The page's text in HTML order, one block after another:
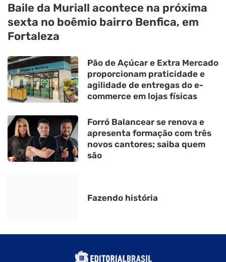
Baile da Muriall acontece na próxima
sexta no boêmio bairro Benfica, em
Fortaleza
Pão de Açúcar e Extra Mercado
proporcionam praticidade e
agilidade de entregas do e-
commerce em lojas físicas
Forró Balancear se renova e
apresenta formação com três
novos cantores; saiba quem
são
Fazendo história